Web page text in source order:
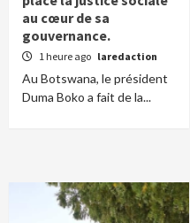
au cœur de sa
gouvernance.
1 heure ago laredaction
Au Botswana, le président
Duma Boko a fait de la...